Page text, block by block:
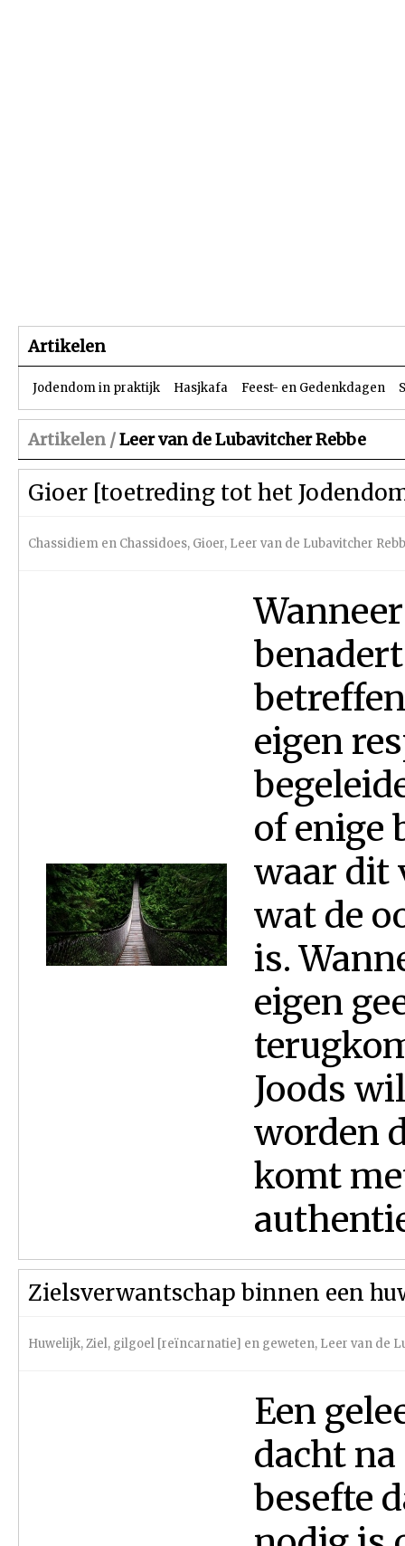
Artikelen
Jodendom in praktijk Hasjkafa Feest- en Gedenkdagen
Artikelen /Leer van de Lubavitcher Rebbe
Gioer [toetreding tot het
Chassidiem en Chassidoes, Gioer, Leer van de Lubavitcher
eigen
of enige
waar dit
wat de
is.
eigen
Joods
worden
komt
Zielsverwantschap binnen een
Huwelijk,Ziel, gilgoel [reïncarnatie] en geweten, Leer van de
Een
dacht
besefte